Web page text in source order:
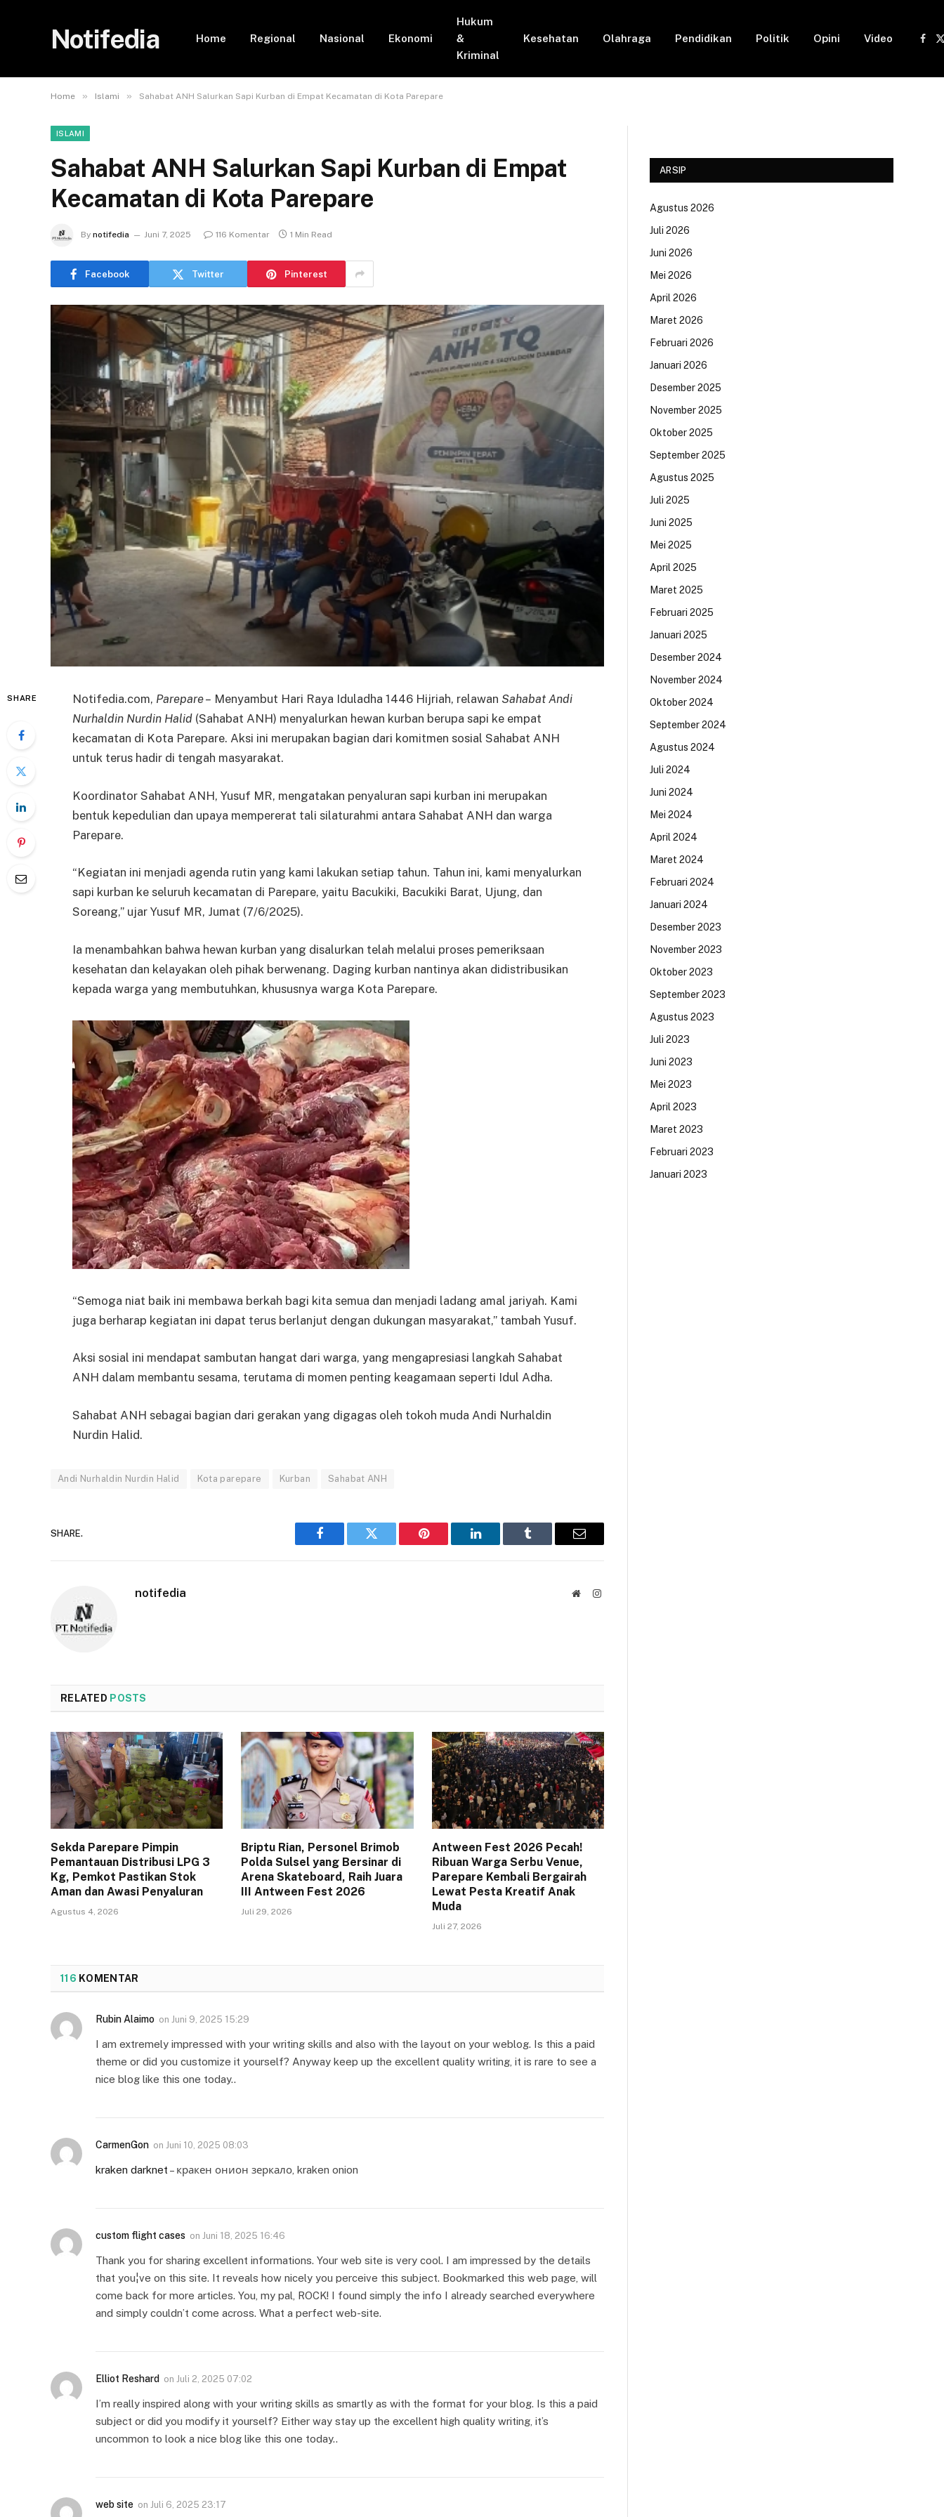
Notifedia Home Regional Nasional Ekonomi
Hukum
&
Kriminal
Kesehatan Olahraga Pendidikan Politik Opini Video
Home » Islami » Sahabat ANH Salurkan Sapi Kurban di Empat Kecamatan di Kota Parepare
ISLAMI
Sahabat ANH Salurkan Sapi Kurban di Empat
Kecamatan di Kota Parepare
By notifedia Juni 7, 2025 116 Komentar 1 Min Read
Facebook Twitter Pinterest
SHARE Notifedia.com, Parepare – Menyambut Hari Raya Iduladha 1446 Hijriah, relawan Sahabat Andi
Nurhaldin Nurdin Halid (Sahabat ANH) menyalurkan hewan kurban berupa sapi ke empat
kecamatan di Kota Parepare. Aksi ini merupakan bagian dari komitmen sosial Sahabat ANH
untuk terus hadir di tengah masyarakat.
Koordinator Sahabat ANH, Yusuf MR, mengatakan penyaluran sapi kurban ini merupakan
bentuk kepedulian dan upaya mempererat tali silaturahmi antara Sahabat ANH dan warga
Parepare.
“Kegiatan ini menjadi agenda rutin yang kami lakukan setiap tahun. Tahun ini, kami menyalurkan
sapi kurban ke seluruh kecamatan di Parepare, yaitu Bacukiki, Bacukiki Barat, Ujung, dan
Soreang,” ujar Yusuf MR, Jumat (7/6/2025).
Ia menambahkan bahwa hewan kurban yang disalurkan telah melalui proses pemeriksaan
kesehatan dan kelayakan oleh pihak berwenang. Daging kurban nantinya akan didistribusikan
kepada warga yang membutuhkan, khususnya warga Kota Parepare.
“Semoga niat baik ini membawa berkah bagi kita semua dan menjadi ladang amal jariyah. Kami
juga berharap kegiatan ini dapat terus berlanjut dengan dukungan masyarakat,” tambah Yusuf.
Aksi sosial ini mendapat sambutan hangat dari warga, yang mengapresiasi langkah Sahabat
ANH dalam membantu sesama, terutama di momen penting keagamaan seperti Idul Adha.
Sahabat ANH sebagai bagian dari gerakan yang digagas oleh tokoh muda Andi Nurhaldin
Nurdin Halid.
Andi Nurhaldin Nurdin Halid Kota parepare Kurban Sahabat ANH
SHARE.
Facebook Twitter Pinterest LinkedIn Tumblr Email
notifedia WebsiteInstagram
RELATED POSTS
Sekda Parepare Pimpin
Pemantauan Distribusi LPG 3
Kg, Pemkot Pastikan Stok
Aman dan Awasi Penyaluran
Agustus 4, 2026
Briptu Rian, Personel Brimob
Polda Sulsel yang Bersinar di
Arena Skateboard, Raih Juara
III Antween Fest 2026
Juli 29, 2026
Antween Fest 2026 Pecah!
Ribuan Warga Serbu Venue,
Parepare Kembali Bergairah
Lewat Pesta Kreatif Anak
Muda
Juli 27, 2026
116 KOMENTAR
Rubin Alaimo on Juni 9, 2025 15:29
I am extremely impressed with your writing skills and also with the layout on your weblog. Is this a paid
theme or did you customize it yourself? Anyway keep up the excellent quality writing, it is rare to see a
nice blog like this one today..
CarmenGon on Juni 10, 2025 08:03
kraken darknet – кракен онион зеркало, kraken onion
custom flight cases on Juni 18, 2025 16:46
Thank you for sharing excellent informations. Your web site is very cool. I am impressed by the details
that you¦ve on this site. It reveals how nicely you perceive this subject. Bookmarked this web page, will
come back for more articles. You, my pal, ROCK! I found simply the info I already searched everywhere
and simply couldn’t come across. What a perfect web-site.
Elliot Reshard on Juli 2, 2025 07:02
I’m really inspired along with your writing skills as smartly as with the format for your blog. Is this a paid
subject or did you modify it yourself? Either way stay up the excellent high quality writing, it’s
uncommon to look a nice blog like this one today..
web site on Juli 6, 2025 23:17
ARSIP
Agustus 2026
Juli 2026
Juni 2026
Mei 2026
April 2026
Maret 2026
Februari 2026
Januari 2026
Desember 2025
November 2025
Oktober 2025
September 2025
Agustus 2025
Juli 2025
Juni 2025
Mei 2025
April 2025
Maret 2025
Februari 2025
Januari 2025
Desember 2024
November 2024
Oktober 2024
September 2024
Agustus 2024
Juli 2024
Juni 2024
Mei 2024
April 2024
Maret 2024
Februari 2024
Januari 2024
Desember 2023
November 2023
Oktober 2023
September 2023
Agustus 2023
Juli 2023
Juni 2023
Mei 2023
April 2023
Maret 2023
Februari 2023
Januari 2023